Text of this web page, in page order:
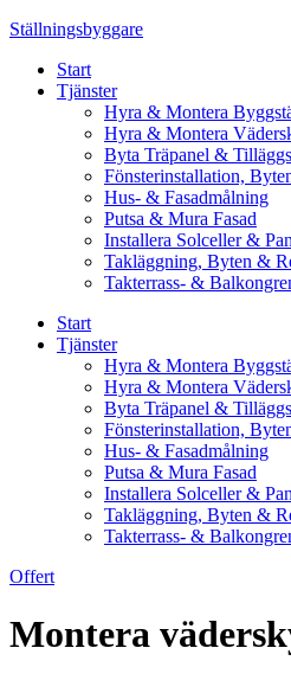
Skip
content
Ställningsbyggare
Start
Tjänster
Hyra & Montera
Hyra & Montera
Byta Träpanel &
Fönsterinstallation,
Hus- & Fasadmålning
Putsa & Mura Fasad
Installera Solceller &
Takläggning, Byten &
Takterrass- &
Start
Tjänster
Hyra & Montera
Hyra & Montera
Byta Träpanel &
Fönsterinstallation,
Hus- & Fasadmålning
Putsa & Mura Fasad
Installera Solceller &
Takläggning, Byten &
Takterrass- &
Offert
Montera